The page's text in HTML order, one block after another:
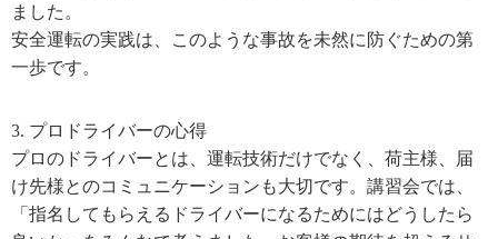
ました。
安全運転の実践は、このような事故を未然に防ぐための第
一歩です。
3. プロドライバーの心得
プロのドライバーとは、運転技術だけでなく、荷主様、届
け先様とのコミュニケーションも大切です。講習会では、
「指名してもらえるドライバーになるためにはどうしたら